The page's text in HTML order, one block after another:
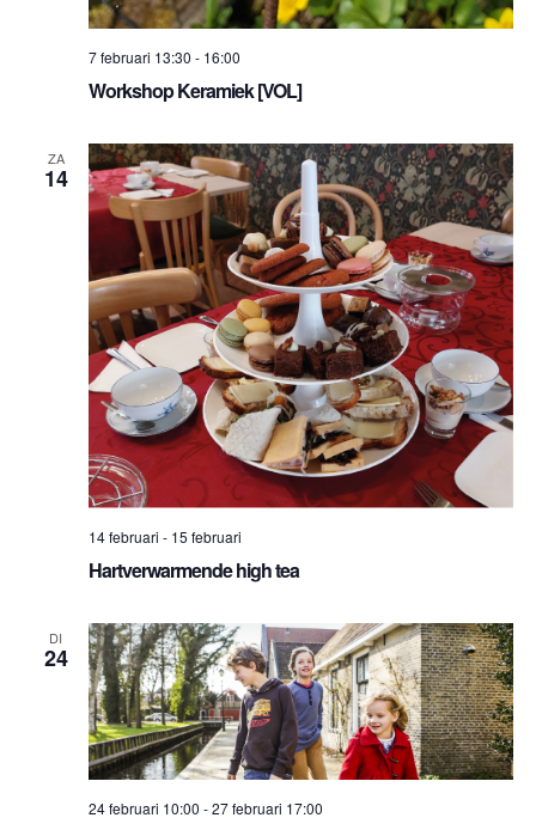
Workshop Keramiek [VOL]
7 februari 13:30 - 16:00
ZA
14
Hartverwarmende high tea
14 februari - 15 februari
DI
24
24 februari 10:00 -27 februari 17:00